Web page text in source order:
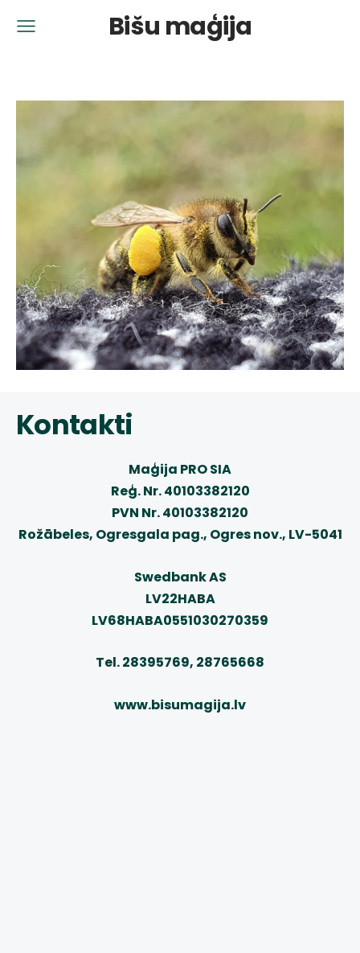
Bišu maģija
Kontakti
Maģija PRO SIA
Reģ. Nr. 40103382120
PVN Nr. 40103382120
Rožābeles, Ogresgala pag., Ogres nov., LV-5041
Swedbank AS
LV22HABA
LV68HABA0551030270359
Tel. 28395769, 28765668
www.bisumagija.lv